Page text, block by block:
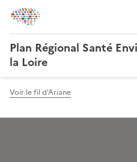
Plan Régional Santé
la Loire
Voir le fil d'Ariane